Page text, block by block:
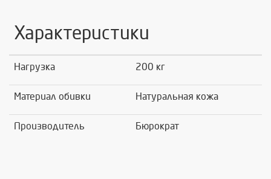
Характеристики
Нагрузка 200 кг
Материал обивки Натуральная кожа
Производитель Бюрократ